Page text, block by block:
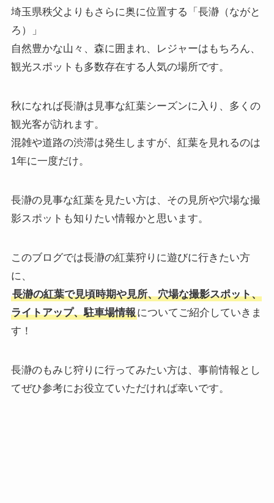
埼玉県秩父よりもさらに奥に位置する
「長瀞（ながと
ろ）」
自然豊かな山々、森に囲まれ、レジャーはもちろん、
観光スポットも多数存在する人気の場所です。
秋になれば長瀞は見事な紅葉シーズンに入り、多くの
観光客が訪れます。
混雑や道路の渋滞は発生しますが、紅葉を見れるのは
1年に一度だけ。
長瀞の見事な紅葉を見たい方は、その見所や穴場な撮
影スポットも知りたい情報かと思います。
このブログでは長瀞の紅葉狩りに遊びに行きたい方
に、
長瀞の紅葉で見頃時期や見所、穴場な撮影スポット、
ライトアップ、駐車場情報についてご紹介していきま
す！
長瀞のもみじ狩りに行ってみたい方は、事前情報とし
てぜひ参考にお役立ていただければ幸いです。